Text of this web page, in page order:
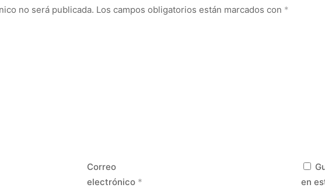
no será publicada. Los campos obligatorios están marcados con *
Correo
electrónico *
en